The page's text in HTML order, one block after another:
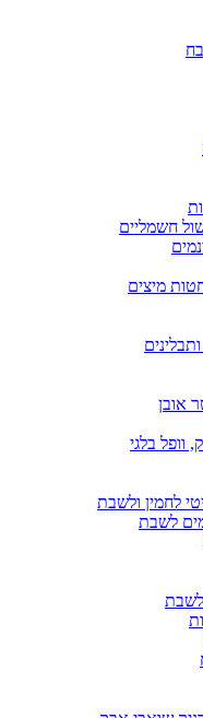
חשמליים
מיצים
אובן
וופל בלגי
לחמין ולשבת
לשבת
לשבת